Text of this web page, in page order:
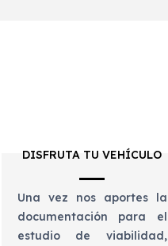
DISFRUTA TU VEHÍCULO
Una vez nos aportes la
documentación para el
estudio de viabilidad,